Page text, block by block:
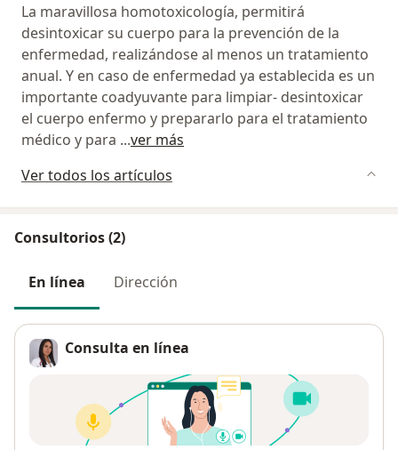
La maravillosa homotoxicología, permitirá
desintoxicar su cuerpo para la prevención de la
enfermedad, realizándose al menos un tratamiento
anual. Y en caso de enfermedad ya establecida es un
importante coadyuvante para limpiar- desintoxicar
el cuerpo enfermo y prepararlo para el tratamiento
médico y para ...ver más
Ver todos los artículos
Consultorios (2)
En línea Dirección
Consulta en línea